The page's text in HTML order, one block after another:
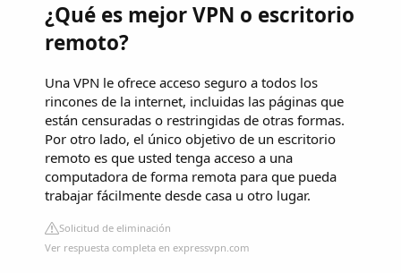
¿Qué es mejor VPN o escritorio
remoto?
Una VPN le ofrece acceso seguro a todos los
rincones de la internet, incluidas las páginas que
están censuradas o restringidas de otras formas.
Por otro lado, el único objetivo de un escritorio
remoto es que usted tenga acceso a una
computadora de forma remota para que pueda
trabajar fácilmente desde casa u otro lugar.
Solicitud de eliminación
Ver respuesta completa en expressvpn.com